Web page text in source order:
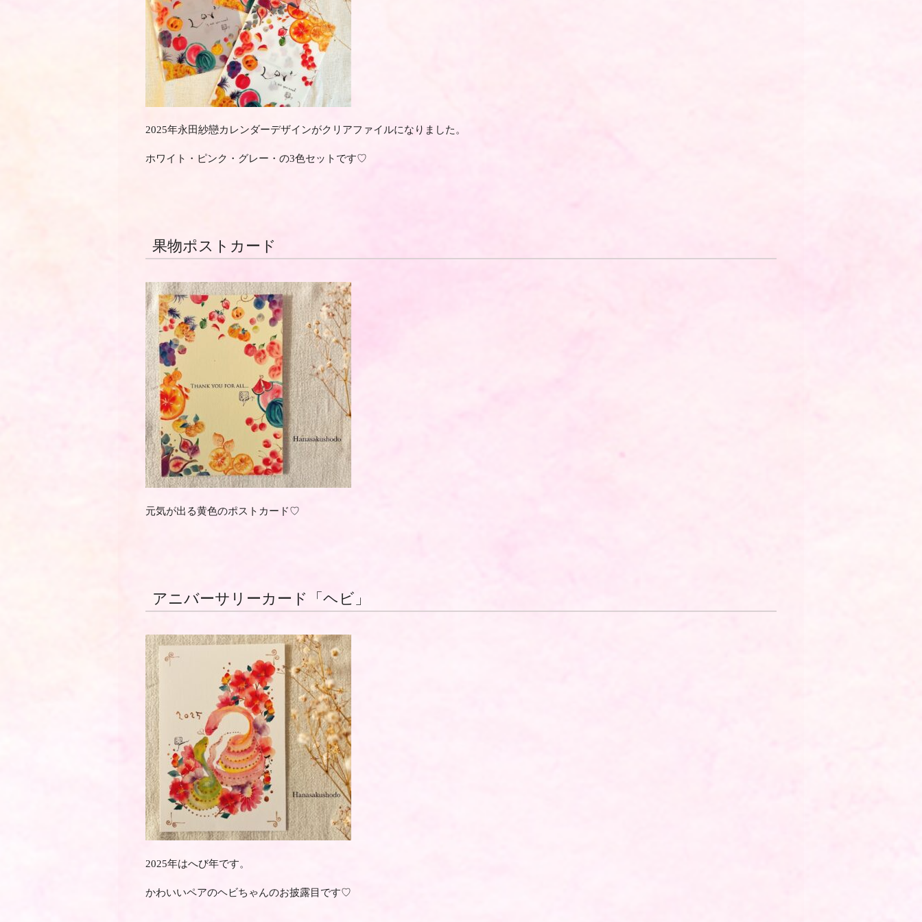
2025年永田紗戀カレンダーデザインがクリアファイルになりました。
ホワイト・ピンク・グレー・の3色セットです♡
果物ポストカード
元気が出る黄色のポストカード♡
アニバーサリーカード「ヘビ」
2025年はへび年です。
かわいいペアのヘビちゃんのお披露目です♡